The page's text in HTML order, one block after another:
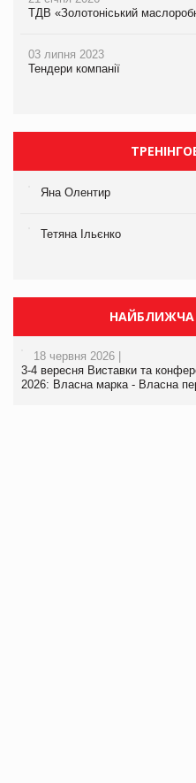
ТДВ «Золотоніський
03 липня 2023
Тендери компанії
Яна Олентир
Тетяна Ільєнко
НАЙБЛИЖЧА
18 червня 2026 |
3-4 вересня Виставки та
2026: Власна марка - Власна